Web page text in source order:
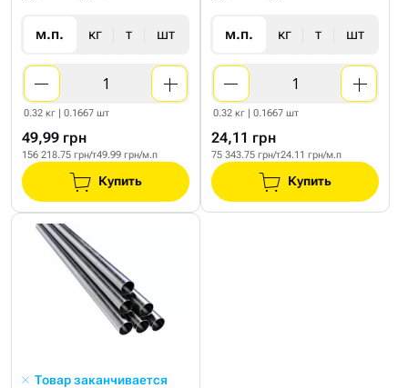
м.п. кг т шт
0.32 кг | 0.1667 шт
49,99 грн
156 218.75 грн/т49.99 грн/м.п
Купить
м.п. кг т шт
0.32 кг | 0.1667 шт
24,11 грн
75 343.75 грн/т24.11 грн/м.п
Купить
Товар заканчивается